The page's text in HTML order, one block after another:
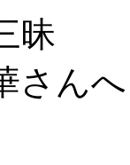
昧
さんへ